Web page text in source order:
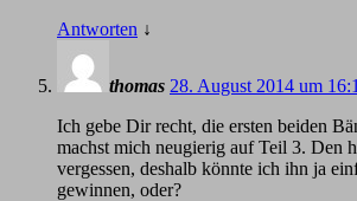
Antworten ↓
thomas 28. August 2014 um
Ich gebe Dir recht, die ersten beiden
machst mich neugierig auf Teil 3. Den
vergessen, deshalb könnte ich ihn ja
gewinnen, oder?